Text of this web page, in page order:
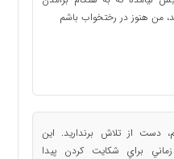
من هنوز در رختخواب باشم
دست از تلاش برنداريد. اين
زماني براي شكايت كردن پيدا